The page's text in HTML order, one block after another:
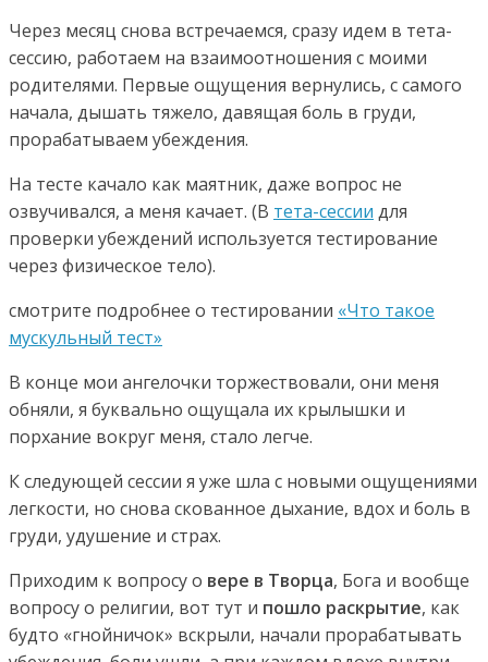
Через месяц снова встречаемся, сразу идем в тета-
сессию, работаем на взаимоотношения с моими
родителями. Первые ощущения вернулись, с самого
начала, дышать тяжело, давящая боль в груди,
прорабатываем убеждения.
На тесте качало как маятник, даже вопрос не
озвучивался, а меня качает. (В тета-сессии для
проверки убеждений используется тестирование
через физическое тело).
смотрите подробнее о тестировании «Что такое
мускульный тест»
В конце мои ангелочки торжествовали, они меня
обняли, я буквально ощущала их крылышки и
порхание вокруг меня, стало легче.
К следующей сессии я уже шла с новыми ощущениями
легкости, но снова скованное дыхание, вдох и боль в
груди, удушение и страх.
Приходим к вопросу о вере в Творца, Бога и вообще
вопросу о религии, вот тут и пошло раскрытие, как
будто «гнойничок» вскрыли, начали прорабатывать